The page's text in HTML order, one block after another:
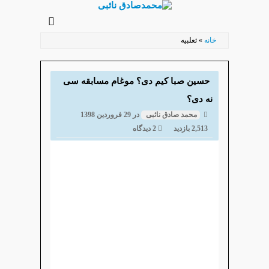
محتوای
خانه »ثعلبیه
حسین صبا کیم دی؟ موغام مسابقه سی
نه دی؟
محمد صادق نائبی در 29 فروردین 1398
2,513 بازدید
2 دیدگاه